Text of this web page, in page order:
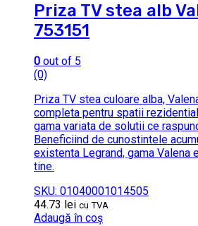
Priza TV stea alb
753151
0 out of 5
(0)
Priza TV stea culoare alba,
completa pentru spatii
gama variata de solutii ce
Beneficiind de cunostintele
existenta Legrand, gama Valena
tine.
SKU: 01040001014505
44.73 lei cu TVA
Adaugă în coș